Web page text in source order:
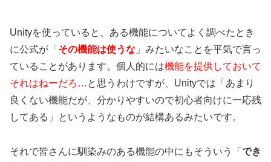
Unityを使っていると、ある機能についてよく調べたとき
に公式が「 その機能は使うな 」みたいなことを平気で言っ
ていることがあります。個人的には機能を提供しておいて
それはねーだろ… と思うわけですが、Unityでは「あまり
良くない機能だが、分かりやすいので初心者向けに一応残
してある」というようなものが結構あるみたいです。
それで皆さんに馴染みのある機能の中にもそういう「 でき